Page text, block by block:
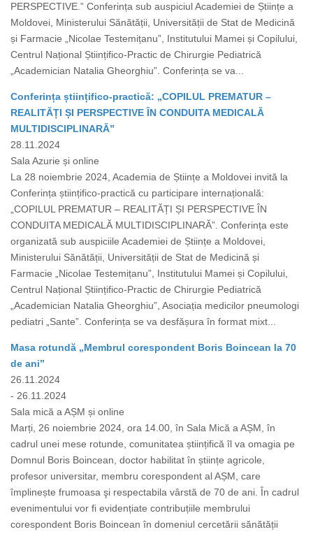
PERSPECTIVE.” Conferința sub auspiciul Academiei de Științe a
Moldovei, Ministerului Sănătății, Universității de Stat de Medicină
și Farmacie „Nicolae Testemițanu”, Institutului Mamei și Copilului,
Centrul Național Științifico-Practic de Chirurgie Pediatrică
„Academician Natalia Gheorghiu”. Conferința se va...
Conferința științifico-practică: „COPILUL PREMATUR –
REALITĂȚI ȘI PERSPECTIVE ÎN CONDUITA MEDICALĂ
MULTIDISCIPLINARĂ”
28.11.2024
Sala Azurie și online
La 28 noiembrie 2024, Academia de Științe a Moldovei invită la
Conferința științifico-practică cu participare internațională:
„COPILUL PREMATUR – REALITĂȚI ȘI PERSPECTIVE ÎN
CONDUITA MEDICALĂ MULTIDISCIPLINARĂ”. Conferința este
organizată sub auspiciile Academiei de Științe a Moldovei,
Ministerului Sănătății, Universității de Stat de Medicină și
Farmacie „Nicolae Testemițanu”, Institutului Mamei și Copilului,
Centrul Național Științifico-Practic de Chirurgie Pediatrică
„Academician Natalia Gheorghiu”, Asociația medicilor pneumologi
pediatri „Sante”. Conferința se va desfășura în format mixt...
Masa rotundă „Membrul corespondent Boris Boincean la 70
de ani”
26.11.2024
- 26.11.2024
Sala mică a AȘM și online
Marți, 26 noiembrie 2024, ora 14.00, în Sala Mică a AȘM, în
cadrul unei mese rotunde, comunitatea științifică îl va omagia pe
Domnul Boris Boincean, doctor habilitat în științe agricole,
profesor universitar, membru corespondent al AȘM, care
împlinește frumoasa şi respectabila vârstă de 70 de ani. În cadrul
evenimentului vor fi evidențiate contribuțiile membrului
corespondent Boris Boincean în domeniul cercetării sănătății